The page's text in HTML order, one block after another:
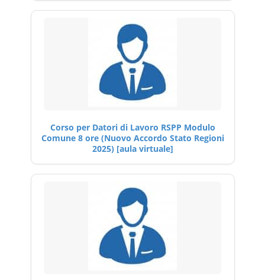
Corso per Datori di Lavoro RSPP Modulo
Comune 8 ore (Nuovo Accordo Stato Regioni
2025) [aula virtuale]